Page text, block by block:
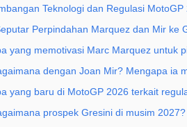
Teknologi dan Regulasi MotoGP
Perpindahan Marquez dan Mir ke
yang memotivasi Marc Marquez untuk
dengan Joan Mir? Mengapa ia
yang baru di MotoGP 2026 terkait
prospek Gresini di musim 2027?